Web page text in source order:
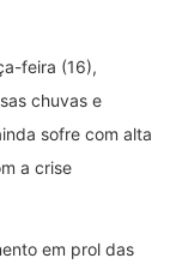
feira (16),
chuvas e
sofre com alta
a crise
em prol das